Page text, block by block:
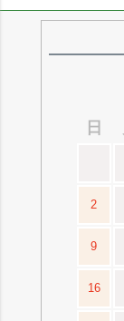
日
2
9
16